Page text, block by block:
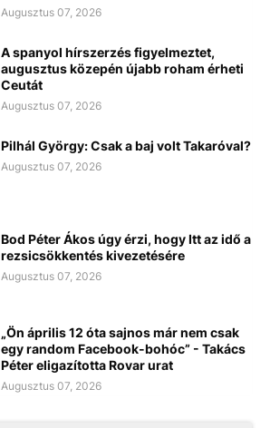
Augusztus 07, 2026
A spanyol hírszerzés figyelmeztet,
augusztus közepén újabb roham érheti
Ceutát
Augusztus 07, 2026
Pilhál György: Csak a baj volt Takaróval?
Augusztus 07, 2026
Bod Péter Ákos úgy érzi, hogy Itt az idő a
rezsicsökkentés kivezetésére
Augusztus 07, 2026
„Ön április 12 óta sajnos már nem csak
egy random Facebook-bohóc” - Takács
Péter eligazította Rovar urat
Augusztus 07, 2026